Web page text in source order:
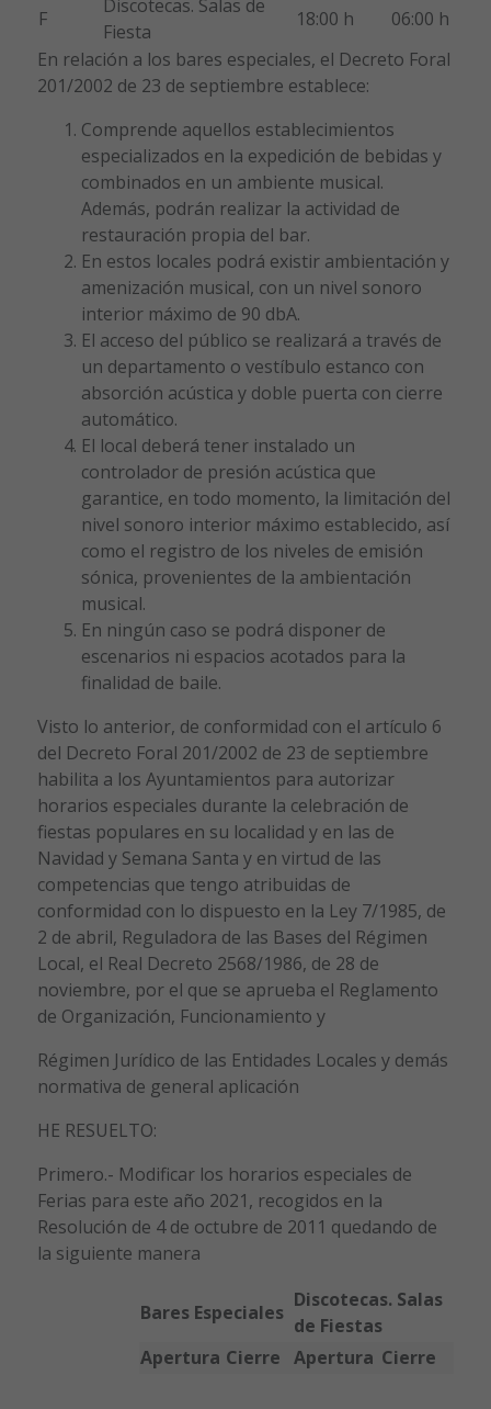
F
Discotecas. Salas de
Fiesta
18:00 h
06:00 h
En relación a los bares especiales, el Decreto Foral
201/2002 de 23 de septiembre establece:
Comprende aquellos establecimientos
especializados en la expedición de bebidas y
combinados en un ambiente musical.
Además, podrán realizar la actividad de
restauración propia del bar.
En estos locales podrá existir ambientación y
amenización musical, con un nivel sonoro
interior máximo de 90 dbA.
El acceso del público se realizará a través de
un departamento o vestíbulo estanco con
absorción acústica y doble puerta con cierre
automático.
El local deberá tener instalado un
controlador de presión acústica que
garantice, en todo momento, la limitación del
nivel sonoro interior máximo establecido, así
como el registro de los niveles de emisión
sónica, provenientes de la ambientación
musical.
En ningún caso se podrá disponer de
escenarios ni espacios acotados para la
finalidad de baile.
Visto lo anterior, de conformidad con el artículo 6
del Decreto Foral 201/2002 de 23 de septiembre
habilita a los Ayuntamientos para autorizar
horarios especiales durante la celebración de
fiestas populares en su localidad y en las de
Navidad y Semana Santa y en virtud de las
competencias que tengo atribuidas de
conformidad con lo dispuesto en la Ley 7/1985, de
2 de abril, Reguladora de las Bases del Régimen
Local, el Real Decreto 2568/1986, de 28 de
noviembre, por el que se aprueba el Reglamento
de Organización, Funcionamiento y
Régimen Jurídico de las Entidades Locales y demás
normativa de general aplicación
HE RESUELTO:
Primero.- Modificar los horarios especiales de
Ferias para este año 2021, recogidos en la
Resolución de 4 de octubre de 2011 quedando de
la siguiente manera
Bares Especiales
Discotecas. Salas
de Fiestas
Apertura Cierre Apertura Cierre